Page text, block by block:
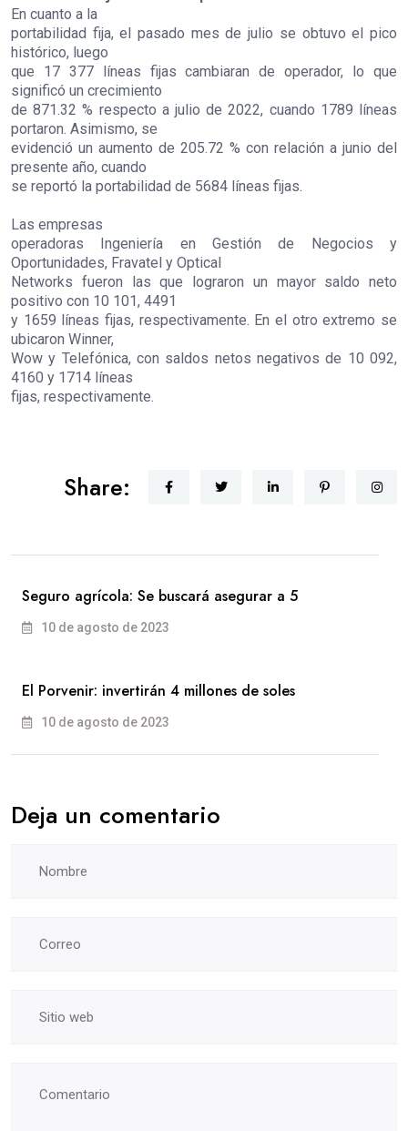
En cuanto a la
portabilidad fija, el pasado mes de julio se obtuvo el pico
histórico, luego
que 17 377 líneas fijas cambiaran de operador, lo que
significó un crecimiento
de 871.32 % respecto a julio de 2022, cuando 1789 líneas
portaron. Asimismo, se
evidenció un aumento de 205.72 % con relación a junio del
presente año, cuando
se reportó la portabilidad de 5684 líneas fijas.
Las empresas
operadoras Ingeniería en Gestión de Negocios y
Oportunidades, Fravatel y Optical
Networks fueron las que lograron un mayor saldo neto
positivo con 10 101, 4491
y 1659 líneas fijas, respectivamente. En el otro extremo se
ubicaron Winner,
Wow y Telefónica, con saldos netos negativos de 10 092,
4160 y 1714 líneas
fijas, respectivamente.
Share:
Seguro agrícola: Se buscará asegurar a 5
10 de agosto de 2023
El Porvenir: invertirán 4 millones de soles
10 de agosto de 2023
Deja un comentario